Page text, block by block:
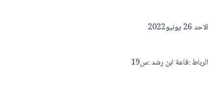
الاحد 26 يونيو2022
الرباط :قاعة ابن رشد :س19